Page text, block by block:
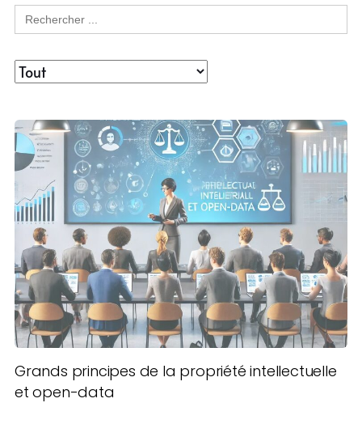
Search
for:
Grands principes de la propriété intellectuelle
et open-data